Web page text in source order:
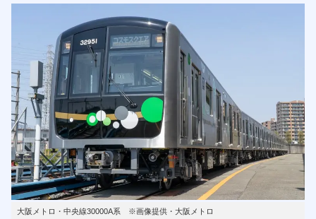
大阪メトロ・中央線30000A系 ※画像提供・大阪メトロ